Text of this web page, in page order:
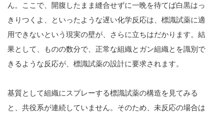
ん。ここで、開腹したまま縫合せずに一晩を待てば白黒はっ
きりつくよ、といったような遅い化学反応は、標識試薬に適
用できないという現実の壁が、さらに立ちはだかります。結
果として、ものの数分で、正常な組織とガン組織とを識別で
きるような反応が、標識試薬の設計に要求されます。
基質として組織にスプレーする標識試薬の構造を見てみる
と、共役系が連続していません。そのため、未反応の場合は